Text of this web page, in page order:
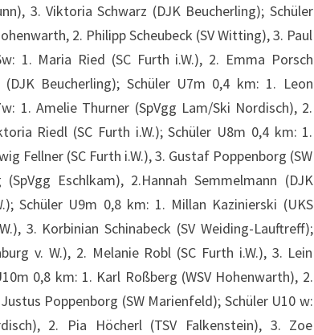
3. Viktoria Schwarz (DJK Beucherling); Schüler
2. Philipp Scheubeck (SV Witting), 3. Paul
1. Maria Ried (SC Furth i.W.), 2. Emma Porsch
Beucherling); Schüler U7m 0,4 km: 1. Leon
1. Amelie Thurner (SpVgg Lam/Ski Nordisch), 2.
Riedl (SC Furth i.W.); Schüler U8m 0,4 km: 1.
Fellner (SC Furth i.W.), 3. Gustaf Poppenborg (SW
Eschlkam), 2.Hannah Semmelmann (DJK
Schüler U9m 0,8 km: 1. Millan Kazinierski (UKS
3. Korbinian Schinabeck (SV Weiding-Lauftreff);
v. W.), 2. Melanie Robl (SC Furth i.W.), 3. Lein
0,8 km: 1. Karl Roßberg (WSV Hohenwarth), 2.
Poppenborg (SW Marienfeld); Schüler U10 w:
2. Pia Höcherl (TSV Falkenstein), 3. Zoe